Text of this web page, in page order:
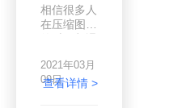
大小压缩一
下，在制作
时候就不用
担心，图片
太多太大导
相信很多人
在压缩图片
形的问题，
为什么压小
2021年03月
09日
查看详情 >